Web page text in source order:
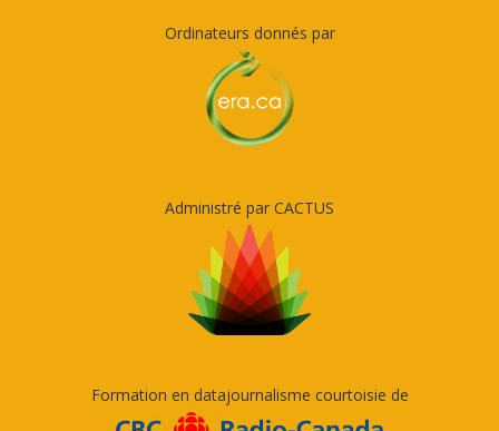
Ordinateurs donnés par
Administré par CACTUS
Formation en datajournalisme courtoisie de